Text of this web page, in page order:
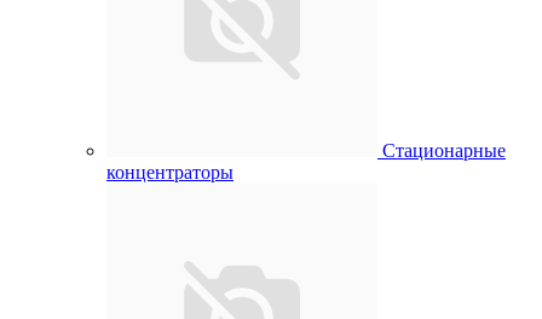
Стационарные
концентраторы